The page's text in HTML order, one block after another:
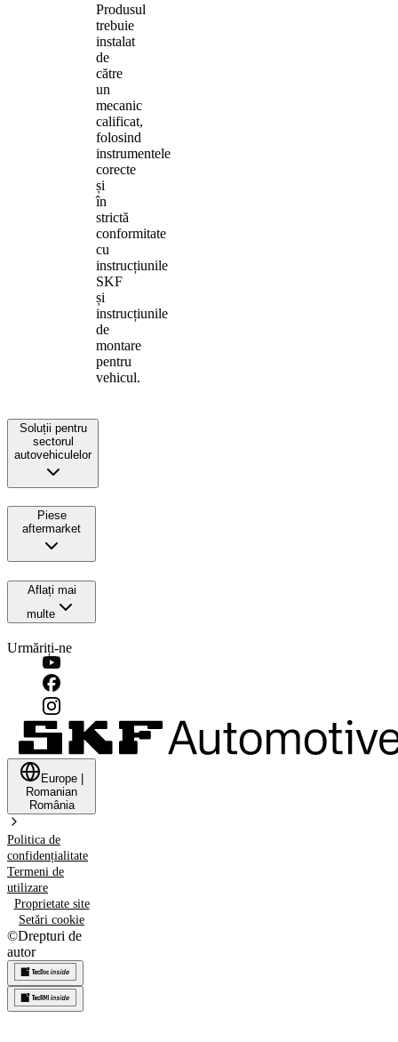
Produsul
trebuie
instalat
de
către
un
mecanic
calificat,
folosind
instrumentele
corecte
și
în
strictă
conformitate
cu
instrucțiunile
SKF
și
instrucțiunile
de
montare
pentru
vehicul.
Soluții pentru
sectorul
autovehiculelor
Piese
aftermarket
Aflați mai
multe
Urmăriți-ne
Europe
Romanian
România
Politica de
confidențialitate
Termeni de
utilizare
Proprietate site
Setări cookie
©Drepturi de
autor